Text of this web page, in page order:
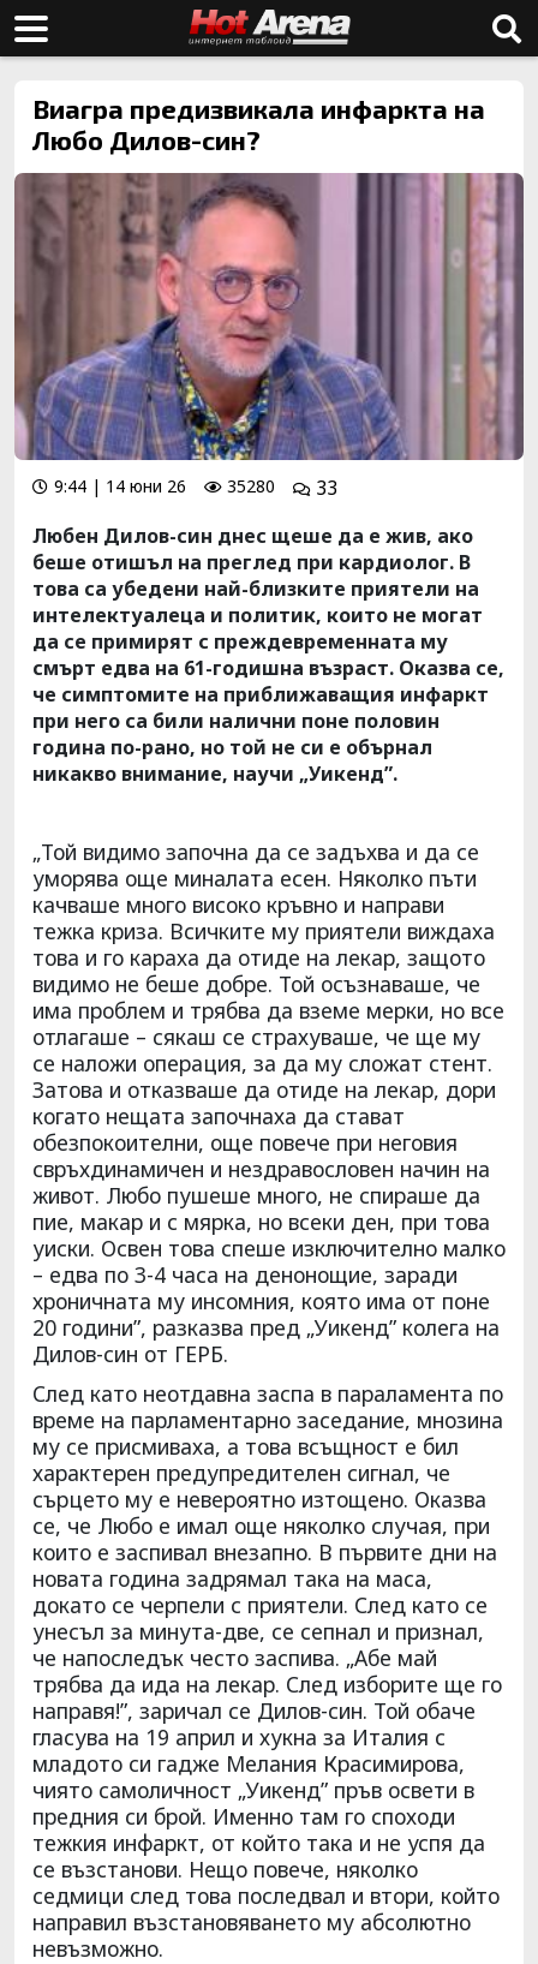
Виагра предизвикала инфаркта на
Любо Дилов-син?
9:44 | 14 юни 26 35280
33
Любен Дилов-син днес щеше да е жив, ако
беше отишъл на преглед при кардиолог. В
това са убедени най-близките приятели на
интелектуалеца и политик, които не могат
да се примирят с преждевременната му
смърт едва на 61-годишна възраст. Оказва се,
че симптомите на приближаващия инфаркт
при него са били налични поне половин
година по-рано, но той не си е обърнал
никакво внимание, научи „Уикенд”.
„Той видимо започна да се задъхва и да се
уморява още миналата есен. Няколко пъти
качваше много високо кръвно и направи
тежка криза. Всичките му приятели виждаха
това и го караха да отиде на лекар, защото
видимо не беше добре. Той осъзнаваше, че
има проблем и трябва да вземе мерки, но все
отлагаше – сякаш се страхуваше, че ще му
се наложи операция, за да му сложат стент.
Затова и отказваше да отиде на лекар, дори
когато нещата започнаха да стават
обезпокоителни, още повече при неговия
свръхдинамичен и нездравословен начин на
живот. Любо пушеше много, не спираше да
пие, макар и с мярка, но всеки ден, при това
уиски. Освен това спеше изключително малко
– едва по 3-4 часа на денонощие, заради
хроничната му инсомния, която има от поне
20 години”, разказва пред „Уикенд” колега на
Дилов-син от ГЕРБ.
След като неотдавна заспа в параламента по
време на парламентарно заседание, мнозина
му се присмиваха, а това всъщност е бил
характерен предупредителен сигнал, че
сърцето му е невероятно изтощено. Оказва
се, че Любо е имал още няколко случая, при
които е заспивал внезапно. В първите дни на
новата година задрямал така на маса,
докато се черпели с приятели. След като се
унесъл за минута-две, се сепнал и признал,
че напоследък често заспива. „Абе май
трябва да ида на лекар. След изборите ще го
направя!”, заричал се Дилов-син. Той обаче
гласува на 19 април и хукна за Италия с
младото си гадже Мелания Красимирова,
чиято самоличност „Уикенд” пръв освети в
предния си брой. Именно там го споходи
тежкия инфаркт, от който така и не успя да
се възстанови. Нещо повече, няколко
седмици след това последвал и втори, който
направил възстановяването му абсолютно
невъзможно.